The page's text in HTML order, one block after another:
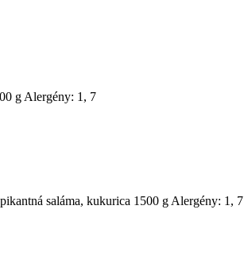
g Alergény: 1, 7
saláma, kukurica 1500 g Alergény: 1, 7